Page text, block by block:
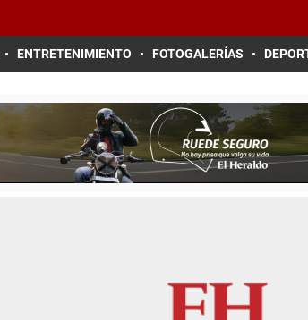
ENTRETENIMIENTO FOTOGALERÍAS